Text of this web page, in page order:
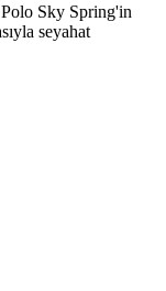
Sky Spring'in
seyahat